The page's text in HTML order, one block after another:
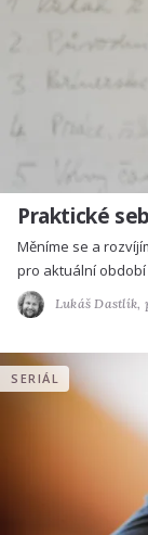
Praktické
Měníme se a
pro aktuální
Lukáš Dastlík,
SERIÁL